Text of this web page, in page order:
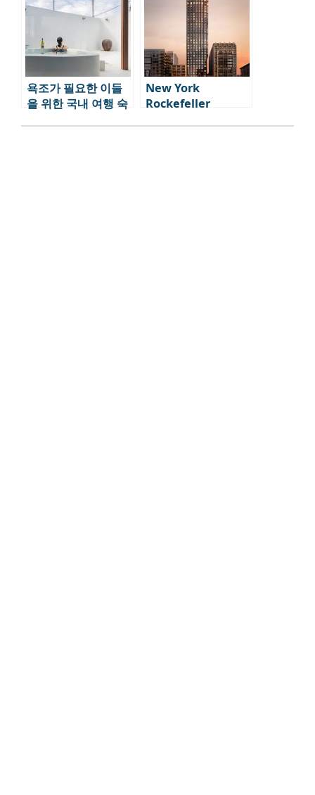
욕조가 필요한 이들
을 위한 국내 여행 숙
New York
Rockefeller